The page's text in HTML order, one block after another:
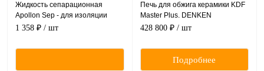
Жидкость сепарационная
Apollon Sep - для изоляции
пластмассы от гипса, 500 мл.
1 358 ₽ / шт
Печь для обжига керамики KDF
Master Plus. DENKEN
KDF(Япония)
428 800 ₽ / шт
Подробнее